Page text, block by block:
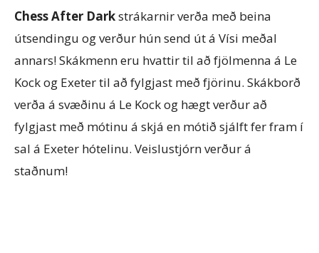
Chess After Darkstrákarnir verða með beina
útsendingu og verður hún send út á Vísi meðal
annars! Skákmenn eru hvattir til að fjölmenna á Le
Kock og Exeter til að fylgjast með fjörinu. Skákborð
verða á svæðinu á Le Kock og hægt verður að
fylgjast með mótinu á skjá en mótið sjálft fer fram í
sal á Exeter hótelinu. Veislustjórn verður á
staðnum!